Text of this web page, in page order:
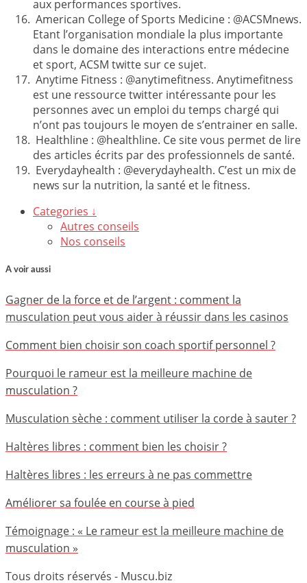
aux performances sportives.
American College of Sports Medicine : @ACSMnews.
Etant l’organisation mondiale la plus importante
dans le domaine des interactions entre médecine
et sport, ACSM twitte sur ce sujet.
Anytime Fitness : @anytimefitness. Anytimefitness
est une ressource twitter intéressante pour les
personnes avec un emploi du temps chargé qui
n’ont pas toujours le moyen de s’entrainer en salle.
Healthline : @healthline. Ce site vous permet de lire
des articles écrits par des professionnels de santé.
Everydayhealth : @everydayhealth. C’est un mix de
news sur la nutrition, la santé et le fitness.
Categories ↓
Autres conseils
Nos conseils
A voir aussi
Gagner de la force et de l’argent : comment la
musculation peut vous aider à réussir dans les casinos
Comment bien choisir son coach sportif personnel ?
Pourquoi le rameur est la meilleure machine de
musculation ?
Musculation sèche : comment utiliser la corde à sauter ?
Haltères libres : comment bien les choisir ?
Haltères libres : les erreurs à ne pas commettre
Améliorer sa foulée en course à pied
Témoignage : « Le rameur est la meilleure machine de
musculation »
Tous droits réservés - Muscu.biz